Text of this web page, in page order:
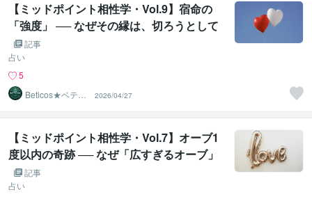
【ミッドポイント相性学・Vol.9】宿命の
「強度」 ── なぜその縁は、切ろうとして
も切れないのか
記事
占い
5
Beticos★ベティ
コ 占星術師
2026/04/27
【ミッドポイント相性学・Vol.7】オーブ1
度以内の奇跡 ── なぜ「広すぎるオーブ」
は意味がないのか
記事
占い